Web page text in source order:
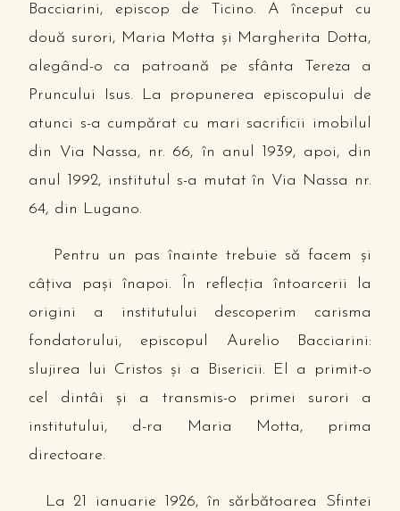
Bacciarini, episcop de Ticino. A început cu
două surori, Maria Motta şi Margherita Dotta,
alegând-o ca patroană pe sfânta Tereza a
Pruncului Isus. La propunerea episcopului de
atunci s-a cumpărat cu mari sacrificii imobilul
din Via Nassa, nr. 66, în anul 1939, apoi, din
anul 1992, institutul s-a mutat în Via Nassa nr.
64, din Lugano.
Pentru un pas înainte trebuie să facem şi
câţiva paşi înapoi. În reflecţia întoarcerii la
origini a institutului descoperim carisma
fondatorului, episcopul Aurelio Bacciarini:
slujirea lui Cristos şi a Bisericii. El a primit-o
cel dintâi şi a transmis-o primei surori a
institutului, d-ra Maria Motta, prima
directoare.
La 21 ianuarie 1926, în sărbătoarea Sfintei